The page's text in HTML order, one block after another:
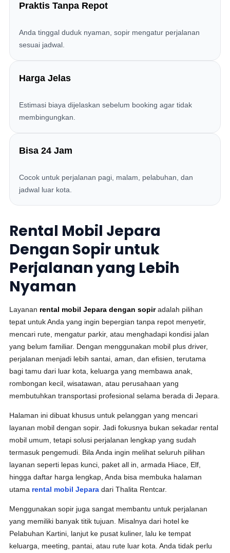
Praktis Tanpa Repot
Anda tinggal duduk nyaman, sopir mengatur perjalanan
sesuai jadwal.
Harga Jelas
Estimasi biaya dijelaskan sebelum booking agar tidak
membingungkan.
Bisa 24 Jam
Cocok untuk perjalanan pagi, malam, pelabuhan, dan
jadwal luar kota.
Rental Mobil Jepara
Dengan Sopir untuk
Perjalanan yang Lebih
Nyaman
Layanan rental mobil Jepara dengan sopiradalah pilihan
tepat untuk Anda yang ingin bepergian tanpa repot menyetir,
mencari rute, mengatur parkir, atau menghadapi kondisi jalan
yang belum familiar. Dengan menggunakan mobil plus driver,
perjalanan menjadi lebih santai, aman, dan efisien, terutama
bagi tamu dari luar kota, keluarga yang membawa anak,
rombongan kecil, wisatawan, atau perusahaan yang
membutuhkan transportasi profesional selama berada di Jepara.
Halaman ini dibuat khusus untuk pelanggan yang mencari
layanan mobil dengan sopir. Jadi fokusnya bukan sekadar rental
mobil umum, tetapi solusi perjalanan lengkap yang sudah
termasuk pengemudi. Bila Anda ingin melihat seluruh pilihan
layanan seperti lepas kunci, paket all in, armada Hiace, Elf,
hingga daftar harga lengkap, Anda bisa membuka halaman
utama rental mobil Jepara dari Thalita Rentcar.
Menggunakan sopir juga sangat membantu untuk perjalanan
yang memiliki banyak titik tujuan. Misalnya dari hotel ke
Pelabuhan Kartini, lanjut ke pusat kuliner, lalu ke tempat
keluarga, meeting, pantai, atau rute luar kota. Anda tidak perlu